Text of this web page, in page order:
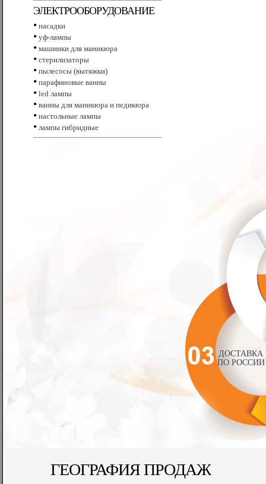
ЭЛЕКТРООБОРУДОВАНИЕ
• насадки
• уф-лампы
• машинки для маникюра
• стерилизаторы
• пылесосы (вытяжки)
• парафиновые ванны
• led лампы
• ванны для маникюра и педикюра
• настольные лампы
• лампы гибридные
ДОСТАВКА
ПО РОССИИ
ГЕОГРАФИЯ ПРОДАЖ